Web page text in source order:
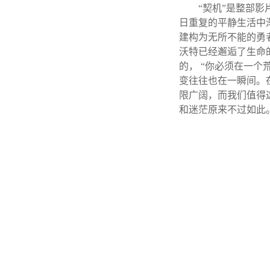
“契机”是整部影
日重复的平静生活
建构为无所不能的勇
沃特已经邂逅了生命
的， “你必须在一个
变往往也在一瞬间。
限广阔，而我们值
和迷茫原来不过如此